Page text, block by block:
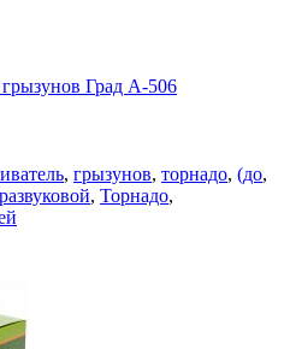
грызунов Град А-506
, грызунов, торнадо, (до,
, Торнадо,